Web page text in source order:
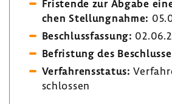
Fris­tende zur Abgabe
chen Stel­lung­nahme:
Beschluss­fas­sung:
Befris­tung des
Verfah­rens­status:
schlossen